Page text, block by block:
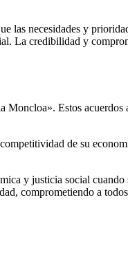
las necesidades y
La credibilidad y
Moncloa». Estos acuerdos
de su
y justicia social cuando
comprometiendo a